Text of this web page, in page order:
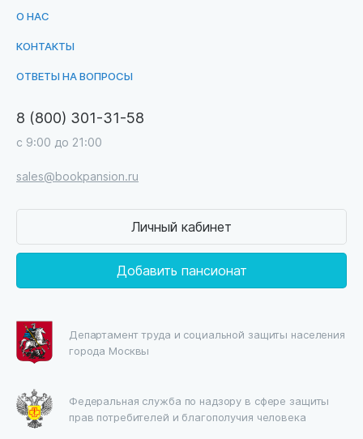
О НАС
КОНТАКТЫ
ОТВЕТЫ НА ВОПРОСЫ
8 (800) 301-31-58
с 9:00 до 21:00
sales@bookpansion.ru
Личный кабинет
Добавить пансионат
Департамент труда и социальной защиты населения
города Москвы
Федеральная служба по надзору в сфере защиты
прав потребителей и благополучия человека